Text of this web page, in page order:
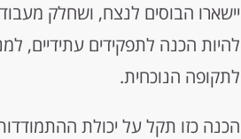
יישארו הבוסים לנצח, ושחלק
להיות הכנה לתפקידים עתידיים,
לתקופה הנוכחית.
הכנה כזו תקל על יכולת